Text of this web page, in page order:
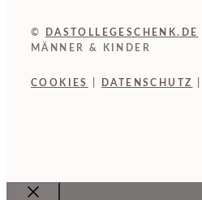
© DASTOLLEGESCHENK.DE
MÄNNER & KINDER
COOKIES DATENSCHUTZ